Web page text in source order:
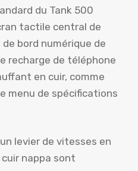
du Tank 500
tactile central de
bord numérique de
recharge de téléphone
en cuir, comme
menu de spécifications
levier de vitesses en
nappa sont